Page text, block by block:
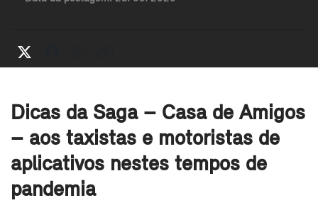
Dicas da Saga – Casa de Amigos
– aos taxistas e motoristas de
aplicativos nestes tempos de
pandemia